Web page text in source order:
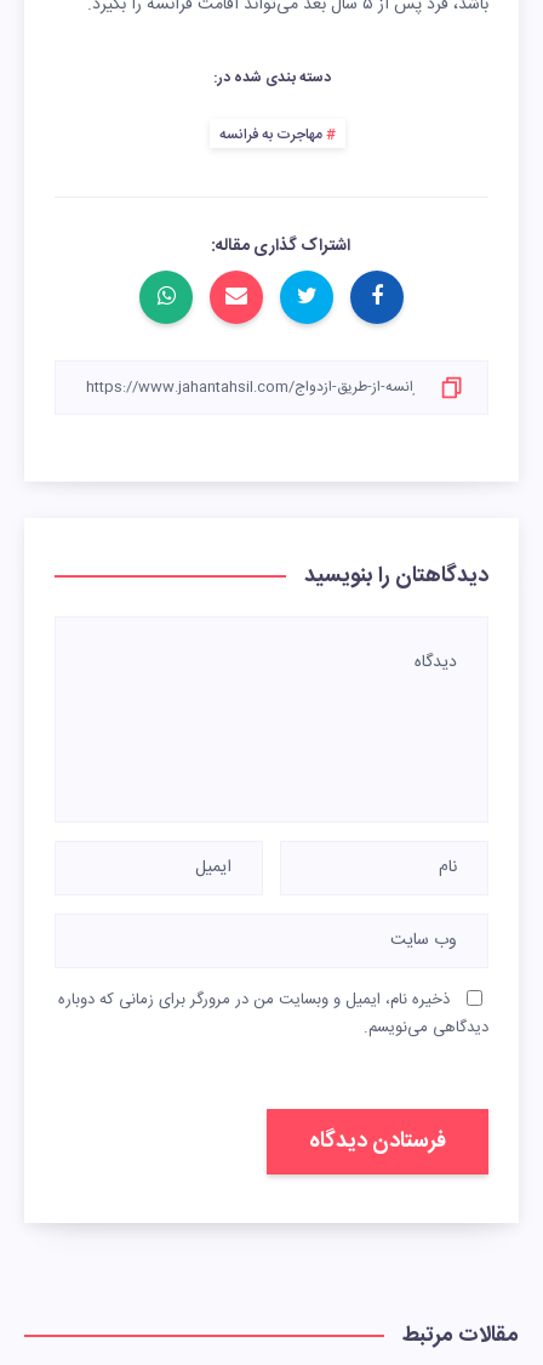
دسته بندی شده در:
مهاجرت به فرانسه
اشتراک گذاری مقاله:
دیدگاهتان را بنویسید
ذخیره نام، ایمیل و وبسایت من در مرورگر برای زمانی که دوباره
دیدگاهی می‌نویسم.
مقالات مرتبط